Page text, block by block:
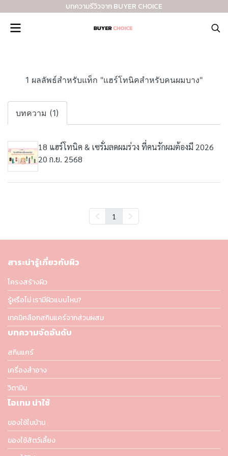
บทความรีวิวจาก BUYER CHOICE
1 ผลลัพธ์สำหรับแท็ก "แฮร์โทนิคสำหรับคนผมบาง"
บทความ (1)
18 แฮร์โทนิค & เซรั่มลดผมร่วง ที่คนรักผมต้องมี 2026
20 ก.ย. 2568
1
สาระน่ารู้เกี่ยวกับผิว
โครงสร้างผิว
รู้หรือไม่ เรามีผิวแบบไหน?
เทคนิคลือกสกินแคร์จากส่วนผสม
บทความจัดอันดับ
สกินแคร์
เครื่องสำอาง
วิตามิน
ไอเทม น่าใช้
ของใช้ในบ้าน
ของใช้สัตว์เลี้ยง